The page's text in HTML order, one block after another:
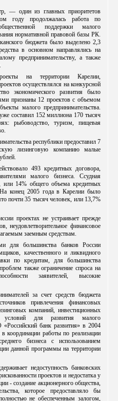
— один из главных приоритетов
году продолжалась работа по
поддержки малого
нормативной правовой базы РК.
бюджета было выделено 2,3
в основном направлялись на
предпринимательству, а также
на территории Карелии,
осуществлялся на конкурсной
экономического развития было
признаны 12 проектов с объемом
малого предпринимательства.
составил 152 миллиона 170 тысяч
рыбоводство, туризм, пищевая
республики предоставил 7
лизинговую компанию малые
493 кредитных договора,
малого бизнеса. Ссудная
или 14% общего объема кредитных
конец 2005 года в Карелии было
почти 35 тысяч человек, или 13,7%
проектах не устраивает прежде
неудовлетворительное финансовое
заемным средствам.
для большинства банков России
качественного и ликвидного
по кредитам, для большинства
также ограничение спроса на
заявителей, высокие
за счет средств бюджета
привлечения финансовых
компаний, инвестиционных
для развития малого
«Российский банк развития» в 2004
координации работы по реализации
бизнеса с использованием
данной программы на территории
недоступность банковских
проектов и недостатка у
- создание акционерного общества,
которое предоставляло бы
не обеспеченным залогом,